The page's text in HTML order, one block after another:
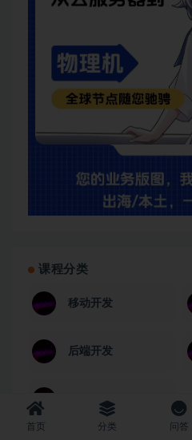
课程分类
移动开发
后端开发
云计算/大数据
首页 分类 问答